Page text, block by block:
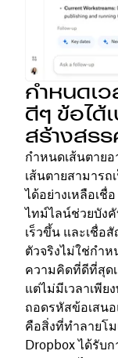
กำหนดเว
ดีๆ ข้อได้
สร้างสร
กำหนดเส้นตาย
เส้นตายสามาร
ได้อย่างเหลือเ
ไทม์ไลน์ช่วยบัง
เร็วขึ้น และเชื่อ
ตัวจริงไม่ใช่กำ
ความคิดที่ดีที่สุด
แต่ไม่มีเวลาเพีย
ถอดรหัสข้อเสน
คือสิ่งที่ทำลายโ
Dropbox ได้รับ